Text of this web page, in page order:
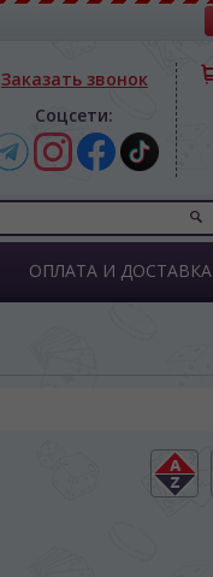
Заказать звонок
Соцсети:
ОПЛАТА И ДОСТАВКА